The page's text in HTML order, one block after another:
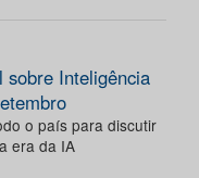
sobre Inteligência
o país para discutir
era da IA